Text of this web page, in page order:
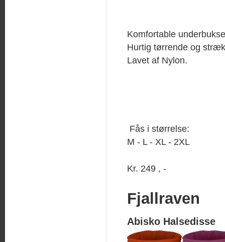
Komfortable
Hurtig tørrende og
Lavet af Nylon.
Fås i størrelse:
M - L - XL - 2XL
Kr. 249 , -
Fjallraven
Abisko Halsedisse